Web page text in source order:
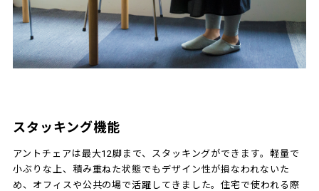
スタッキング機能
アントチェアは最大12脚まで、スタッキングができます。軽量で
小ぶりな上、積み重ねた状態でもデザイン性が損なわれないた
め、オフィスや公共の場で活躍してきました。住宅で使われる際